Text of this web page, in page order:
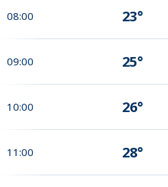
08:00 23°
09:00 25°
10:00 26°
11:00 28°